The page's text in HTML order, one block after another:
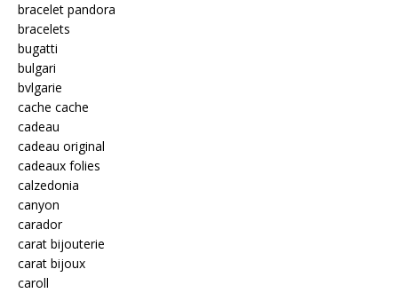
bracelet pandora
bracelets
bugatti
bulgari
bvlgarie
cache cache
cadeau
cadeau original
cadeaux folies
calzedonia
canyon
carador
carat bijouterie
carat bijoux
caroll